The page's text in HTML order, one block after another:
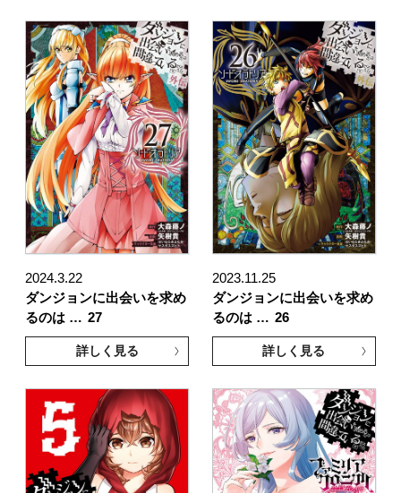
2024.3.22
ダンジョンに出会いを求め
るのは … 27
詳しく見る
2023.11.25
ダンジョンに出会いを求め
るのは … 26
詳しく見る